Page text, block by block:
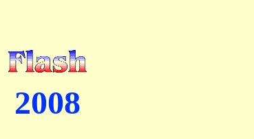
2008